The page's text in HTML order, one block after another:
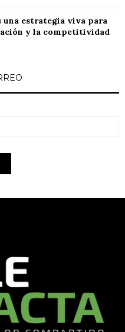
una estrategia viva para
y la competitividad